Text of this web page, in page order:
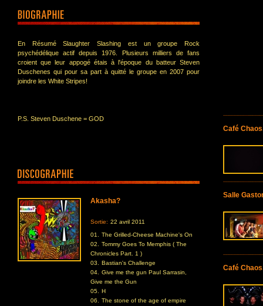
En Résumé Slaughter Slashing est un groupe Rock
psychédélique actif depuis 1976. Plusieurs milliers de fans
croient que leur appogé étais à l'époque du batteur Steven
Duschenes qui pour sa part à quitté le groupe en 2007 pour
joindre les White Stripes!
P.S. Steven Duschene = GOD
Akasha?
Sortie: 22 avril 2011
01.
The Grilled-Cheese Machine's On
02.
Tommy Goes To Memphis ( The
Chronicles Part. 1 )
03.
Bastian's Challenge
04.
Give me the gun Paul Sarrasin,
Give me the Gun
05.
H
06.
The stone of the age of empire
Café
Salle
Café